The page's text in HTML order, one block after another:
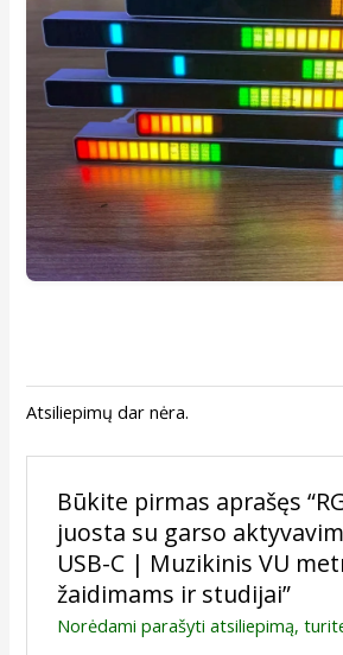
Atsiliepimų dar nėra.
Būkite pirmas aprašęs
juosta su garso
USB-C | Muzikinis VU
žaidimams ir studijai”
Norėdami parašyti atsiliepimą,